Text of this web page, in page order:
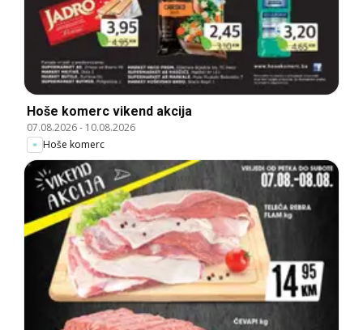
Hoše komerc vikend akcija
07.08.2026- 10.08.2026
Hoše komerc